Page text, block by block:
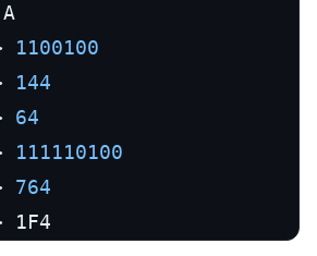
1100100
144
64
111110100
764
1F4